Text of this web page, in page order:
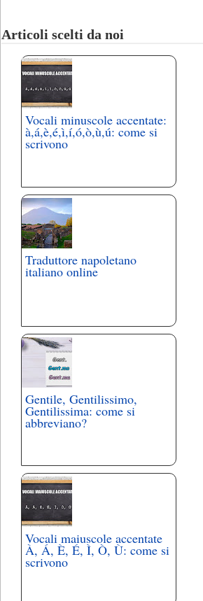
Articoli scelti da noi
Vocali minuscole accentate:
à,á,è,é,ì,í,ó,ò,ù,ú: come si
scrivono
Traduttore napoletano
italiano online
Gentile, Gentilissimo,
Gentilissima: come si
abbreviano?
Vocali maiuscole accentate
À, Á, È, É, Ì, Ò, Ù: come si
scrivono